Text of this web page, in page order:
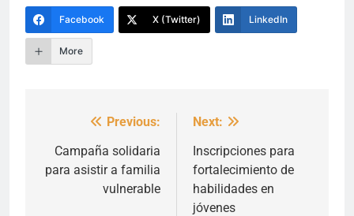
Facebook X (Twitter) LinkedIn
More
Navegación
de
entradas
Previous:
Campaña solidaria
para asistir a familia
vulnerable
Next:
Inscripciones para
fortalecimiento de
habilidades en
jóvenes